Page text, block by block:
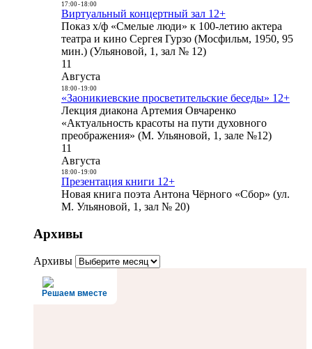
17:00- 18:00
Виртуальный концертный зал 12+
Показ х/ф «Смелые люди» к 100-летию актера
театра и кино Сергея Гурзо (Мосфильм, 1950, 95
мин.) (Ульяновой, 1, зал № 12)
11
Августа
18:00- 19:00
«Заоникиевские просветительские беседы» 12+
Лекция диакона Артемия Овчаренко
«Актуальность красоты на пути духовного
преображения» (М. Ульяновой, 1, зале №12)
11
Августа
18:00- 19:00
Презентация книги 12+
Новая книга поэта Антона Чёрного «Сбор» (ул.
М. Ульяновой, 1, зал № 20)
Архивы
Архивы
Решаем вместе